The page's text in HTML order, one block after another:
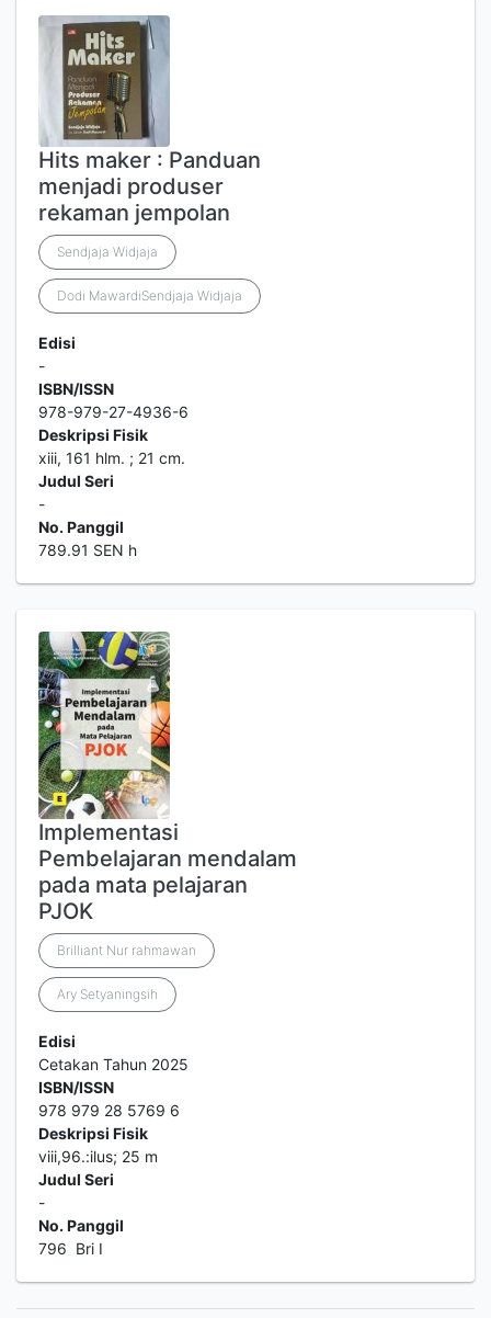
Hits maker : Panduan
menjadi produser
rekaman jempolan
Sendjaja Widjaja
Dodi MawardiSendjaja Widjaja
Edisi
-
ISBN/ISSN
978-979-27-4936-6
Deskripsi Fisik
xiii, 161 hlm. ; 21 cm.
Judul Seri
-
No. Panggil
789.91 SEN h
Implementasi
Pembelajaran mendalam
pada mata pelajaran
PJOK
Brilliant Nur rahmawan
Ary Setyaningsih
Edisi
Cetakan Tahun 2025
ISBN/ISSN
978 979 28 5769 6
Deskripsi Fisik
viii,96.:ilus; 25 m
Judul Seri
-
No. Panggil
796 Bri I